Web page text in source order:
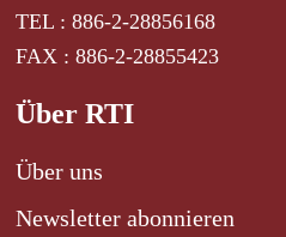
TEL : 886-2-28856168
FAX : 886-2-28855423
Über RTI
Über uns
Newsletter abonnieren